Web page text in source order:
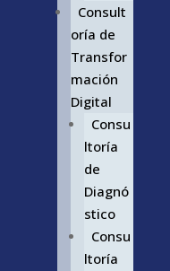
Consult
oría de
Transfor
mación
Digital
Consu
ltoría
de
Diagnó
stico
Consu
ltoría